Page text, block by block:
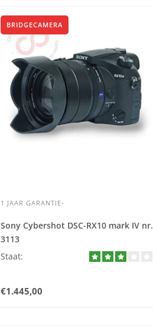
BRIDGECAMERA
1 JAAR GARANTIE-
Sony Cybershot DSC-RX10 mark IV nr.
3113
Staat:
€1.445,00